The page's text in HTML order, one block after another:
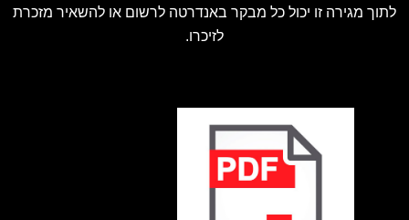
לתוך מגירה זו יכול כל מבקר באנדרטה לרשום או להשאיר מזכרת
לזיכרו.